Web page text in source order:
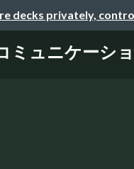
decks privately,
ミュニケーシ